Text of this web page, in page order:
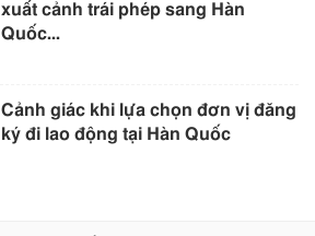
xuất cảnh trái phép sang Hàn
Quốc...
Cảnh giác khi lựa chọn đơn vị đăng
ký đi lao động tại Hàn Quốc